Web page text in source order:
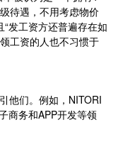
待遇，不用考虑物价
“发工资方还普遍存在如
工资的人也不习惯于
他们。例如，NITORI
商务和APP开发等领